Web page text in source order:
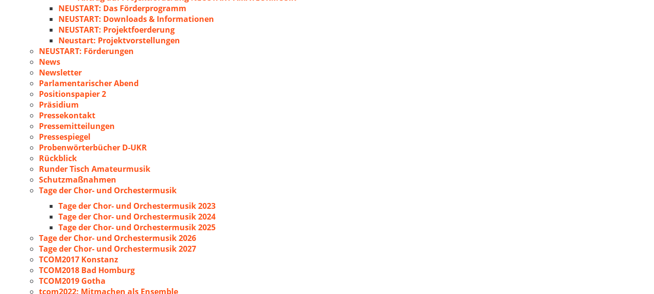
NEUSTART: Das Förderprogramm
NEUSTART: Downloads & Informationen
NEUSTART: Projektfoerderung
Neustart: Projektvorstellungen
NEUSTART: Förderungen
News
Newsletter
Parlamentarischer Abend
Positionspapier 2
Präsidium
Pressekontakt
Pressemitteilungen
Pressespiegel
Probenwörterbücher D-UKR
Rückblick
Runder Tisch Amateurmusik
Schutzmaßnahmen
Tage der Chor- und Orchestermusik
Tage der Chor- und Orchestermusik 2023
Tage der Chor- und Orchestermusik 2024
Tage der Chor- und Orchestermusik 2025
Tage der Chor- und Orchestermusik 2026
Tage der Chor- und Orchestermusik 2027
TCOM2017 Konstanz
TCOM2018 Bad Homburg
TCOM2019 Gotha
tcom2022: Mitmachen als Ensemble